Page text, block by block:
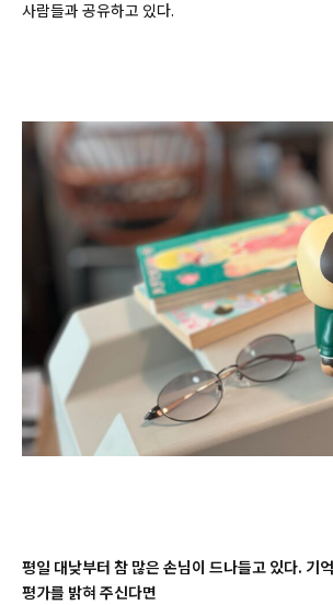
사람들과 공유하고 있다.
평일 대낮부터 참 많은 손님이 드나들고 있다. 기
평가를 밝혀 주신다면